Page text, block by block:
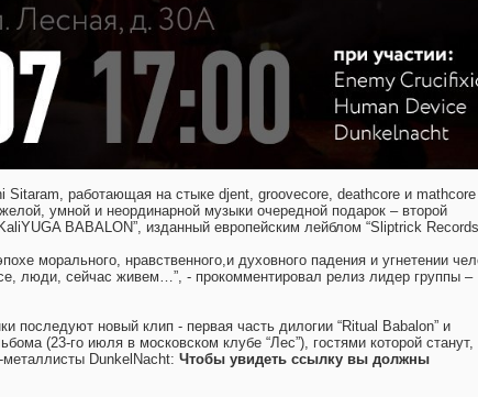
Sitaram, работающая на стыке djent, groovecore, deathcore и mathcore
умной и неординарной музыки очередной подарок – второй
BABALON”, изданный европейским лейблом “Sliptrick
морального, нравственного,и духовного падения и угнетении
люди, сейчас живем…”, - прокомментировал релиз лидер группы –
последуют новый клип - первая часть дилогии “Ritual Babalon” и
(23-го июля в московском клубе “Лес”), гостями которой станут,
DunkelNacht: Чтобы увидеть ссылку вы должны